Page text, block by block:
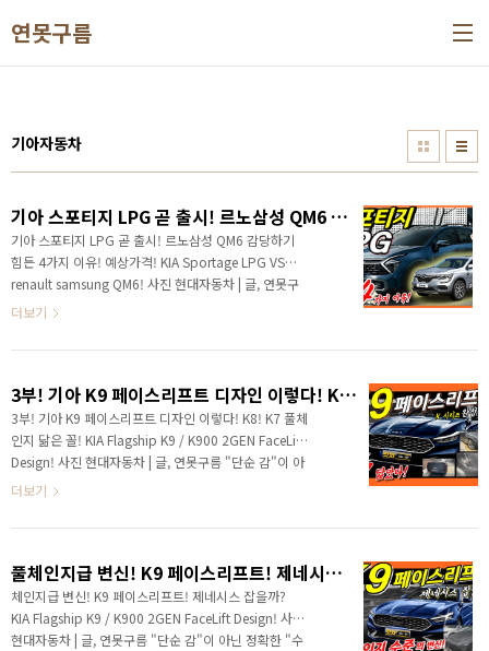
연못구름
기아자동차
기아 스포티지 LPG 곧 출시! 르노삼성 QM6 감당하기 힘든 4가지 이유! 예상가격! KIA Sportage LPG VS renault samsung QM6!
기아 스포티지 LPG 곧 출시! 르노삼성 QM6 감당하기
힘든 4가지 이유! 예상가격! KIA Sportage LPG VS
renault samsung QM6! 사진 현대자동차 | 글, 연못구
름 "단순 감"이 아닌 정확한 "수치자료"를 통해서 비교
못구름입니다. 잘 나가는 르노삼성 QM6에서 위기가 닥
LPG가 출시될 것 같네요. 스포티지 LPG 가 출시되면
국내 유일의 LPG QM6가 위험해지는 이유를 알려드립
니다. 현대차그룹이 국내 시장에서 SUV 시장을 조금이
라도 나눠 먹기가 싫었던 것일까요? 스포티지 LPG 엔진
말이 나왔지만, 공식 확인할 ..
더보기
3부! 기아 K9 페이스리프트 디자인 이렇다! K8! K7 풀체인지 닮은 꼴! KIA Flagship K9 / K900 2GEN FaceLift Design!
3부! 기아 K9 페이스리프트 디자인 이렇다! K8! K7 풀체
인지 닮은 꼴! KIA Flagship K9 / K900 2GEN FaceLift
Design! 사진 현대자동차 | 글, 연못구름 "단순 감"이 아
닌 정확한 "수치자료"를 통해서 비교 분석 자료를 제시하
길었던 설 연휴가 마무리 되었네요! 코로나로 인해서 친
아쉬움도 있는 것 같습니다. 이제 출시가 두 달도 남지 않
는 기아 플래그십 세단인 K9 페이스리프트가 포착되었습
니다. 영상으로 먼저 만나 보시죠! ​# 세부적인 내용을 담
고 있는 영상으로 보시길 추천합니다. ※ 유튜브에서 "연
더보기
풀체인지급 변신! K9 페이스리프트! 제네시스 잡을까? KIA Flagship K9 / K900 2GEN FaceLift Design!
체인지급 변신! K9 페이스리프트! 제네시스 잡을까?
KIA Flagship K9 / K900 2GEN FaceLift Design! 사진
현대자동차 | 글, 연못구름 "단순 감"이 아닌 정확한 "수